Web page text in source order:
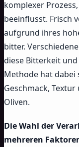
komplexer
beeinflusst. Frisch
aufgrund ihres
bitter.
diese Bitterkeit
Methode hat dabei
Geschmack,
Oliven.
Die Wahl der
mehreren